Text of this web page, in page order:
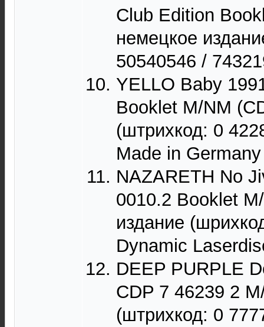
Club Edition
немецкое
50540546 /
YELLO Baby
Booklet M/NM
(штрихкод: 0
Made in
NAZARETH No
0010.2 Booklet
издание
Dynamic
DEEP PURPLE
CDP 7 46239 2
(штрихкод: 0